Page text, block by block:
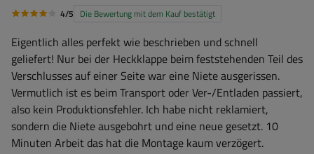
4/5 Die Bewertung mit dem Kauf bestätigt
Eigentlich alles perfekt wie beschrieben und schnell
geliefert! Nur bei der Heckklappe beim feststehenden Teil des
Verschlusses auf einer Seite war eine Niete ausgerissen.
Vermutlich ist es beim Transport oder Ver-/Entladen passiert,
also kein Produktionsfehler. Ich habe nicht reklamiert,
sondern die Niete ausgebohrt und eine neue gesetzt. 10
Minuten Arbeit das hat die Montage kaum verzögert.